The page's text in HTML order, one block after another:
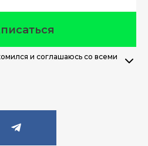
и соглашаюсь со всеми